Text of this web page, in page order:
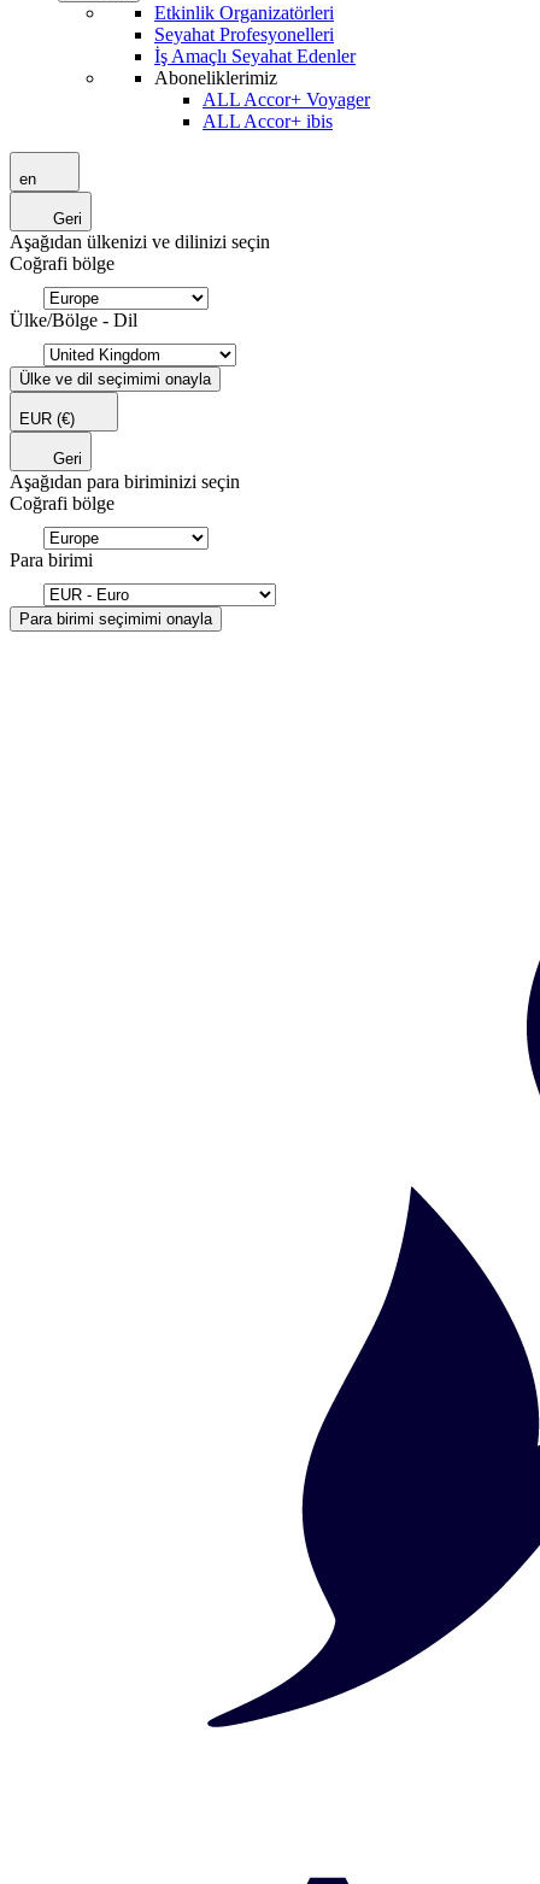
Etkinlik Organizatörleri
Seyahat Profesyonelleri
İş Amaçlı Seyahat Edenler
Aboneliklerimiz
ALL Accor+ Voyager
ALL Accor+ ibis
en
Geri
Aşağıdan ülkenizi ve dilinizi seçin
Coğrafi bölge
Ülke/Bölge - Dil
Ülke ve dil seçimimi onayla
EUR (€)
Geri
Aşağıdan para biriminizi seçin
Coğrafi bölge
Para birimi
Para birimi seçimimi onayla